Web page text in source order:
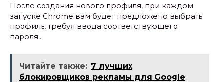
После создания нового профиля, при каждом
запуске Chrome вам будет предложено выбрать
профиль, требуя ввода соответствующего
пароля․
Читайте также: 7 лучших
блокировщиков рекламы для Google